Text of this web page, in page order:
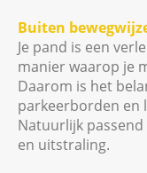
Buiten
Je pand is een
manier waarop je
Daarom is het
parkeerborden en
Natuurlijk
en uitstraling.